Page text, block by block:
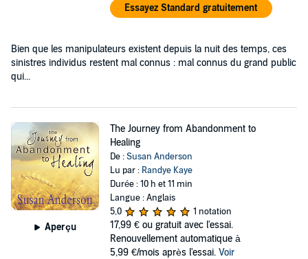
Essayez Standard gratuitement
Bien que les manipulateurs existent depuis la nuit des temps, ces
sinistres individus restent mal connus : mal connus du grand public
qui...
Aperçu
The Journey from Abandonment to
Healing
De :Susan Anderson
Lu par : Randye Kaye
Durée : 10 h et 11 min
Langue : Anglais
5,0
1 notation
17,99 € ou gratuit avec l'essai.
Renouvellement automatique à
5,99 €/mois après l'essai. Voir